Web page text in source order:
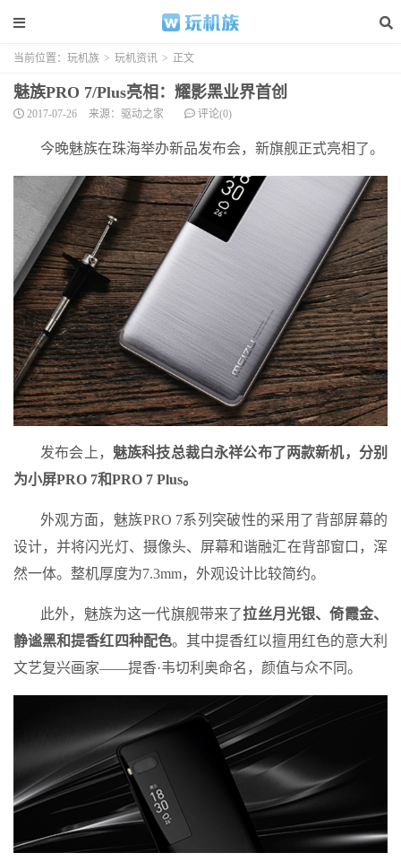
当前位置： 玩机族 > 玩机资讯 > 正文
魅族PRO 7/Plus亮相：耀影黑业界首创
2017-07-26 来源：驱动之家 评论(0)
今晚魅族在珠海举办新品发布会，新旗舰正式亮相了。
发布会上， 魅族科技总裁白永祥公布了两款新机，分别
为小屏PRO 7和PRO 7 Plus。
外观方面，魅族PRO 7系列突破性的采用了背部屏幕的
设计，并将闪光灯、摄像头、屏幕和谐融汇在背部窗口，浑
然一体。整机厚度为7.3mm，外观设计比较简约。
此外，魅族为这一代旗舰带来了拉丝月光银、倚霞金、
静谧黑和提香红四种配色。其中提香红以擅用红色的意大利
文艺复兴画家——提香·韦切利奥命名，颜值与众不同。